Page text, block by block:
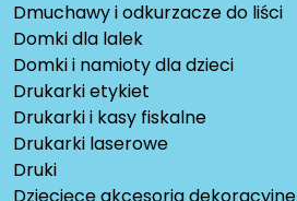
Dmuchawy i odkurzacze do liści
Domki dla lalek
Domki i namioty dla dzieci
Drukarki etykiet
Drukarki i kasy fiskalne
Drukarki laserowe
Druki